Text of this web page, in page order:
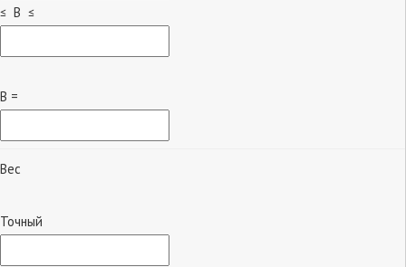
≤ B ≤
B =
Вес
Точный